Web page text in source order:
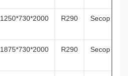
1250*730*2000 R290 Secop
1875*730*2000 R290 Secop